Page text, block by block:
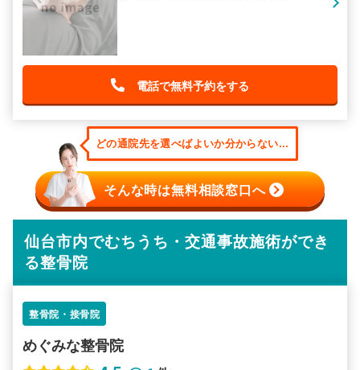
電話で無料予約をする
どの通院先を選べばよいか分からない...
そんな時は無料相談窓口へ
仙台市内でむちうち・交通事故施術ができ
る整骨院
整骨院・接骨院
めぐみな整骨院